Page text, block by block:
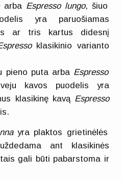
arba Espresso lungo, šiuo
yra paruošiamas
ar tris kartus didesnį
klasikinio varianto
pieno puta arba Espresso
kavos puodelis yra
klasikinę kavą Espresso
yra plaktos grietinėlės
ant klasikinės
gali būti pabarstoma ir